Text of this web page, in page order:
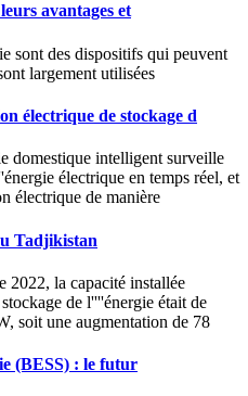
avantages et
sont des dispositifs qui peuvent
largement utilisées
électrique de stockage d
domestique intelligent surveille
électrique en temps réel, et
électrique de manière
Tadjikistan
2022, la capacité installée
de l''''énergie était de
soit une augmentation de 78
(BESS) : le futur